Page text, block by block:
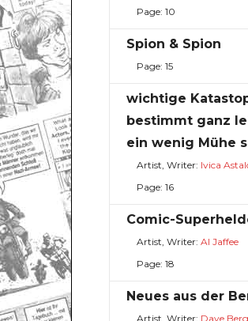
Page: 10
Spion & Spion
Page: 15
wichtige
bestimmt ganz
ein wenig Mühe
Artist, Writer: Ivica
Page: 16
Comic-
Artist, Writer: Al Jaffee
Page: 18
Neues aus der
Artist, Writer: Dave Berg